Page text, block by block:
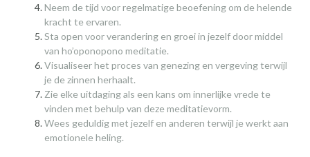
Neem de tijd voor regelmatige beoefening om de helende
kracht te ervaren.
Sta open voor verandering en groei in jezelf door middel
van ho’oponopono meditatie.
Visualiseer het proces van genezing en vergeving terwijl
je de zinnen herhaalt.
Zie elke uitdaging als een kans om innerlijke vrede te
vinden met behulp van deze meditatievorm.
Wees geduldig met jezelf en anderen terwijl je werkt aan
emotionele heling.